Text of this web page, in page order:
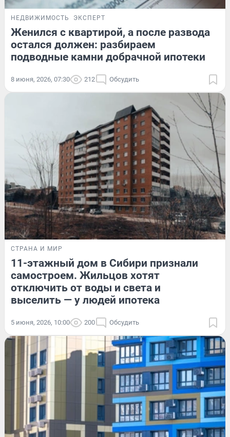
НЕДВИЖИМОСТЬ ЭКСПЕРТ
Женился с квартирой, а после развода
остался должен: разбираем
подводные камни добрачной ипотеки
8 июня, 2026, 07:30 212 Обсудить
СТРАНА И МИР
11-этажный дом в Сибири признали
самостроем. Жильцов хотят
отключить от воды и света и
выселить — у людей ипотека
5 июня, 2026, 10:00 200 Обсудить